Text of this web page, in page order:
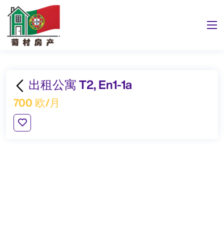
出租公寓 T2, En1-1a
700 欧/月